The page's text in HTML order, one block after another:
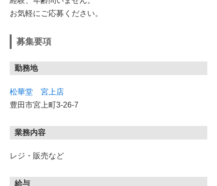
お気軽にご応募ください。
募集要項
勤務地
松華堂 宮上店
豊田市宮上町3-26-7
業務内容
レジ・販売など
給与